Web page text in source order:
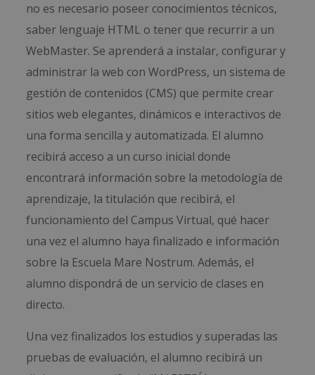
no es necesario poseer conocimientos técnicos,
saber lenguaje HTML o tener que recurrir a un
WebMaster. Se aprenderá a instalar, configurar y
administrar la web con WordPress, un sistema de
gestión de contenidos (CMS) que permite crear
sitios web elegantes, dinámicos e interactivos de
una forma sencilla y automatizada. El alumno
recibirá acceso a un curso inicial donde
encontrará información sobre la metodología de
aprendizaje, la titulación que recibirá, el
funcionamiento del Campus Virtual, qué hacer
una vez el alumno haya finalizado e información
sobre la Escuela Mare Nostrum. Además, el
alumno dispondrá de un servicio de clases en
directo.
Una vez finalizados los estudios y superadas las
pruebas de evaluación, el alumno recibirá un